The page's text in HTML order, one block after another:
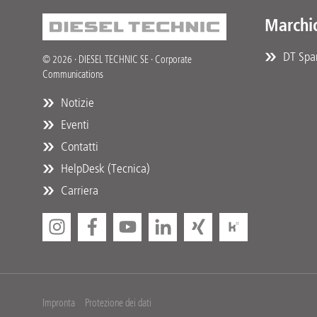
© 2026 · DIESEL TECHNIC SE · Corporate
Communications
Notizie
Eventi
Contatti
HelpDesk (Tecnica)
Carriera
DT
Impronta Protezione dei dati